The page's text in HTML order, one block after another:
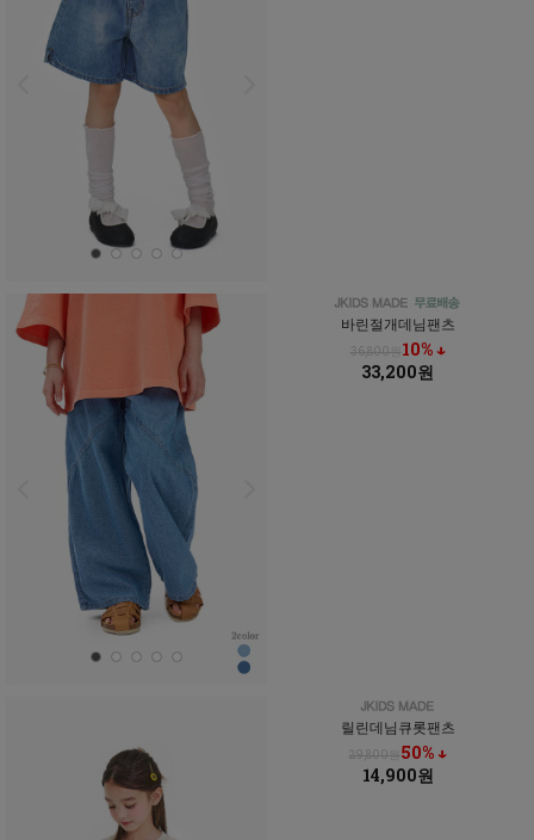
바린절개데님팬츠
36,800원10% ↓
33,200원
릴린데님큐롯팬츠
29,800원 50% ↓
14,900원